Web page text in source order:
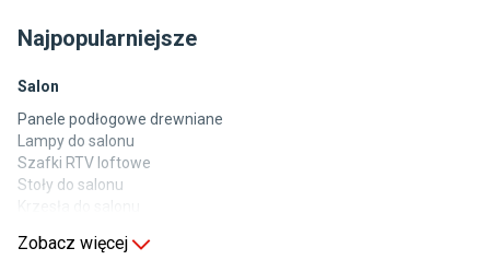
Najpopularniejsze
Salon
Panele podłogowe drewniane
Lampy do salonu
Szafki RTV loftowe
Stoły do salonu
Zobacz więcej